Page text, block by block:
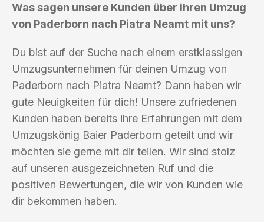
Was sagen unsere Kunden über ihren Umzug
von Paderborn nach Piatra Neamt mit uns?
Du bist auf der Suche nach einem erstklassigen
Umzugsunternehmen für deinen Umzug von
Paderborn nach Piatra Neamt? Dann haben wir
gute Neuigkeiten für dich! Unsere zufriedenen
Kunden haben bereits ihre Erfahrungen mit dem
Umzugskönig Baier Paderborn geteilt und wir
möchten sie gerne mit dir teilen. Wir sind stolz
auf unseren ausgezeichneten Ruf und die
positiven Bewertungen, die wir von Kunden wie
dir bekommen haben.